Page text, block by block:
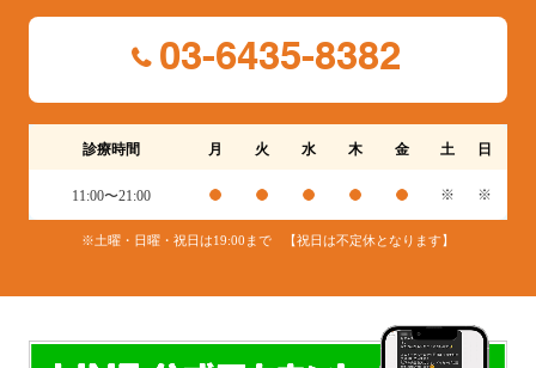
診療時間 月 火 水 木 金 土 日
11:00〜21:00 ※ ※
03-6435-8382
※土曜・日曜・祝日は19:00まで 【祝日は不定休となります】